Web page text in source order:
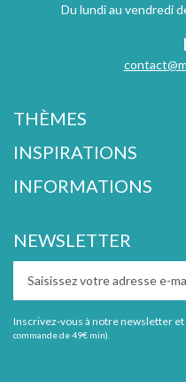
Du lundi au vendredi
THÈMES
INSPIRATIONS
INFORMATIONS
NEWSLETTER
Inscrivez-vous à notre newsletter
commande de 49€ min).